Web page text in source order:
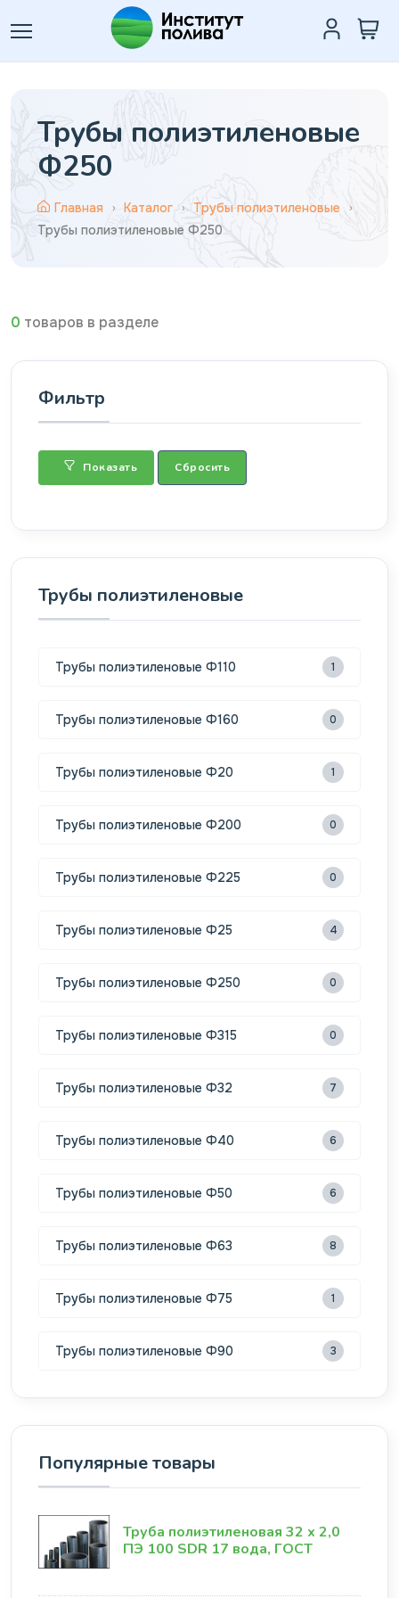
Трубы полиэтиленовые
Ф250
Главная Каталог
Трубы полиэтиленовые
Трубы полиэтиленовые Ф250
Фильтр
Показать Сбросить
Трубы полиэтиленовые
Трубы полиэтиленовые Ф110 1
Трубы полиэтиленовые Ф160 0
Трубы полиэтиленовые Ф20 1
Трубы полиэтиленовые Ф200 0
Трубы полиэтиленовые Ф225 0
Трубы полиэтиленовые Ф25 4
Трубы полиэтиленовые Ф250 0
Трубы полиэтиленовые Ф315 0
Трубы полиэтиленовые Ф32 7
Трубы полиэтиленовые Ф40 6
Трубы полиэтиленовые Ф50 6
Трубы полиэтиленовые Ф63 8
Трубы полиэтиленовые Ф75 1
Трубы полиэтиленовые Ф90 3
Популярные товары
Труба полиэтиленовая 32 х 2,0
ПЭ 100 SDR 17 вода, ГОСТ
0 товаров в разделе